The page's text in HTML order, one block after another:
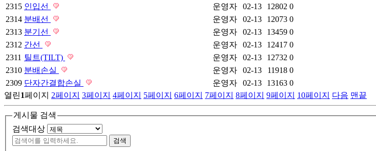
2315 인입선 운영자 02-13 12802 0
2314 분배선 운영자 02-13 12073 0
2313 분기선 운영자 02-13 13459 0
2312 간선 운영자 02-13 12417 0
2311 틸트(TILT) 운영자 02-13 12732 0
2310 분배손실 운영자 02-13 11918 0
2309 단자간결합손실 운영자 02-13 13163 0
열린1페이지 2페이지 3페이지 4페이지 5페이지 6페이지 7페이지 8페이지 9페이지 10페이지 다음 맨끝
게시물 검색
검색대상
검색